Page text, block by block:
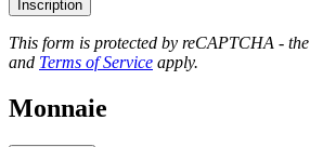
Inscription
This form is protected by reCAPTCHA - the
and Terms of Service apply.
Monnaie